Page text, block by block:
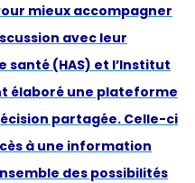
mieux accompagner
avec leur
santé (HAS) et l’Institut
élaboré une plateforme
partagée. Celle-ci
à une information
des possibilités